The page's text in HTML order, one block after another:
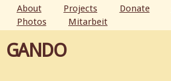
Skip to
main
content
MAIN MENU
About Projects Donate
Photos
Mitarbeit
GANDO